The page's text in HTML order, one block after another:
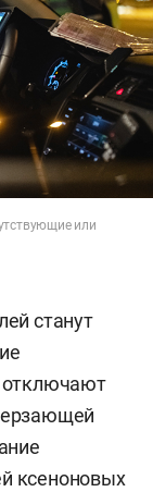
или
станут
отключают
ксеноновых